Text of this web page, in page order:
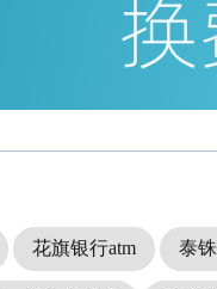
花旗银行atm 泰